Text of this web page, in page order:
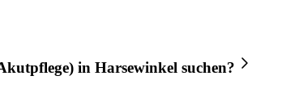
in Harsewinkel suchen?